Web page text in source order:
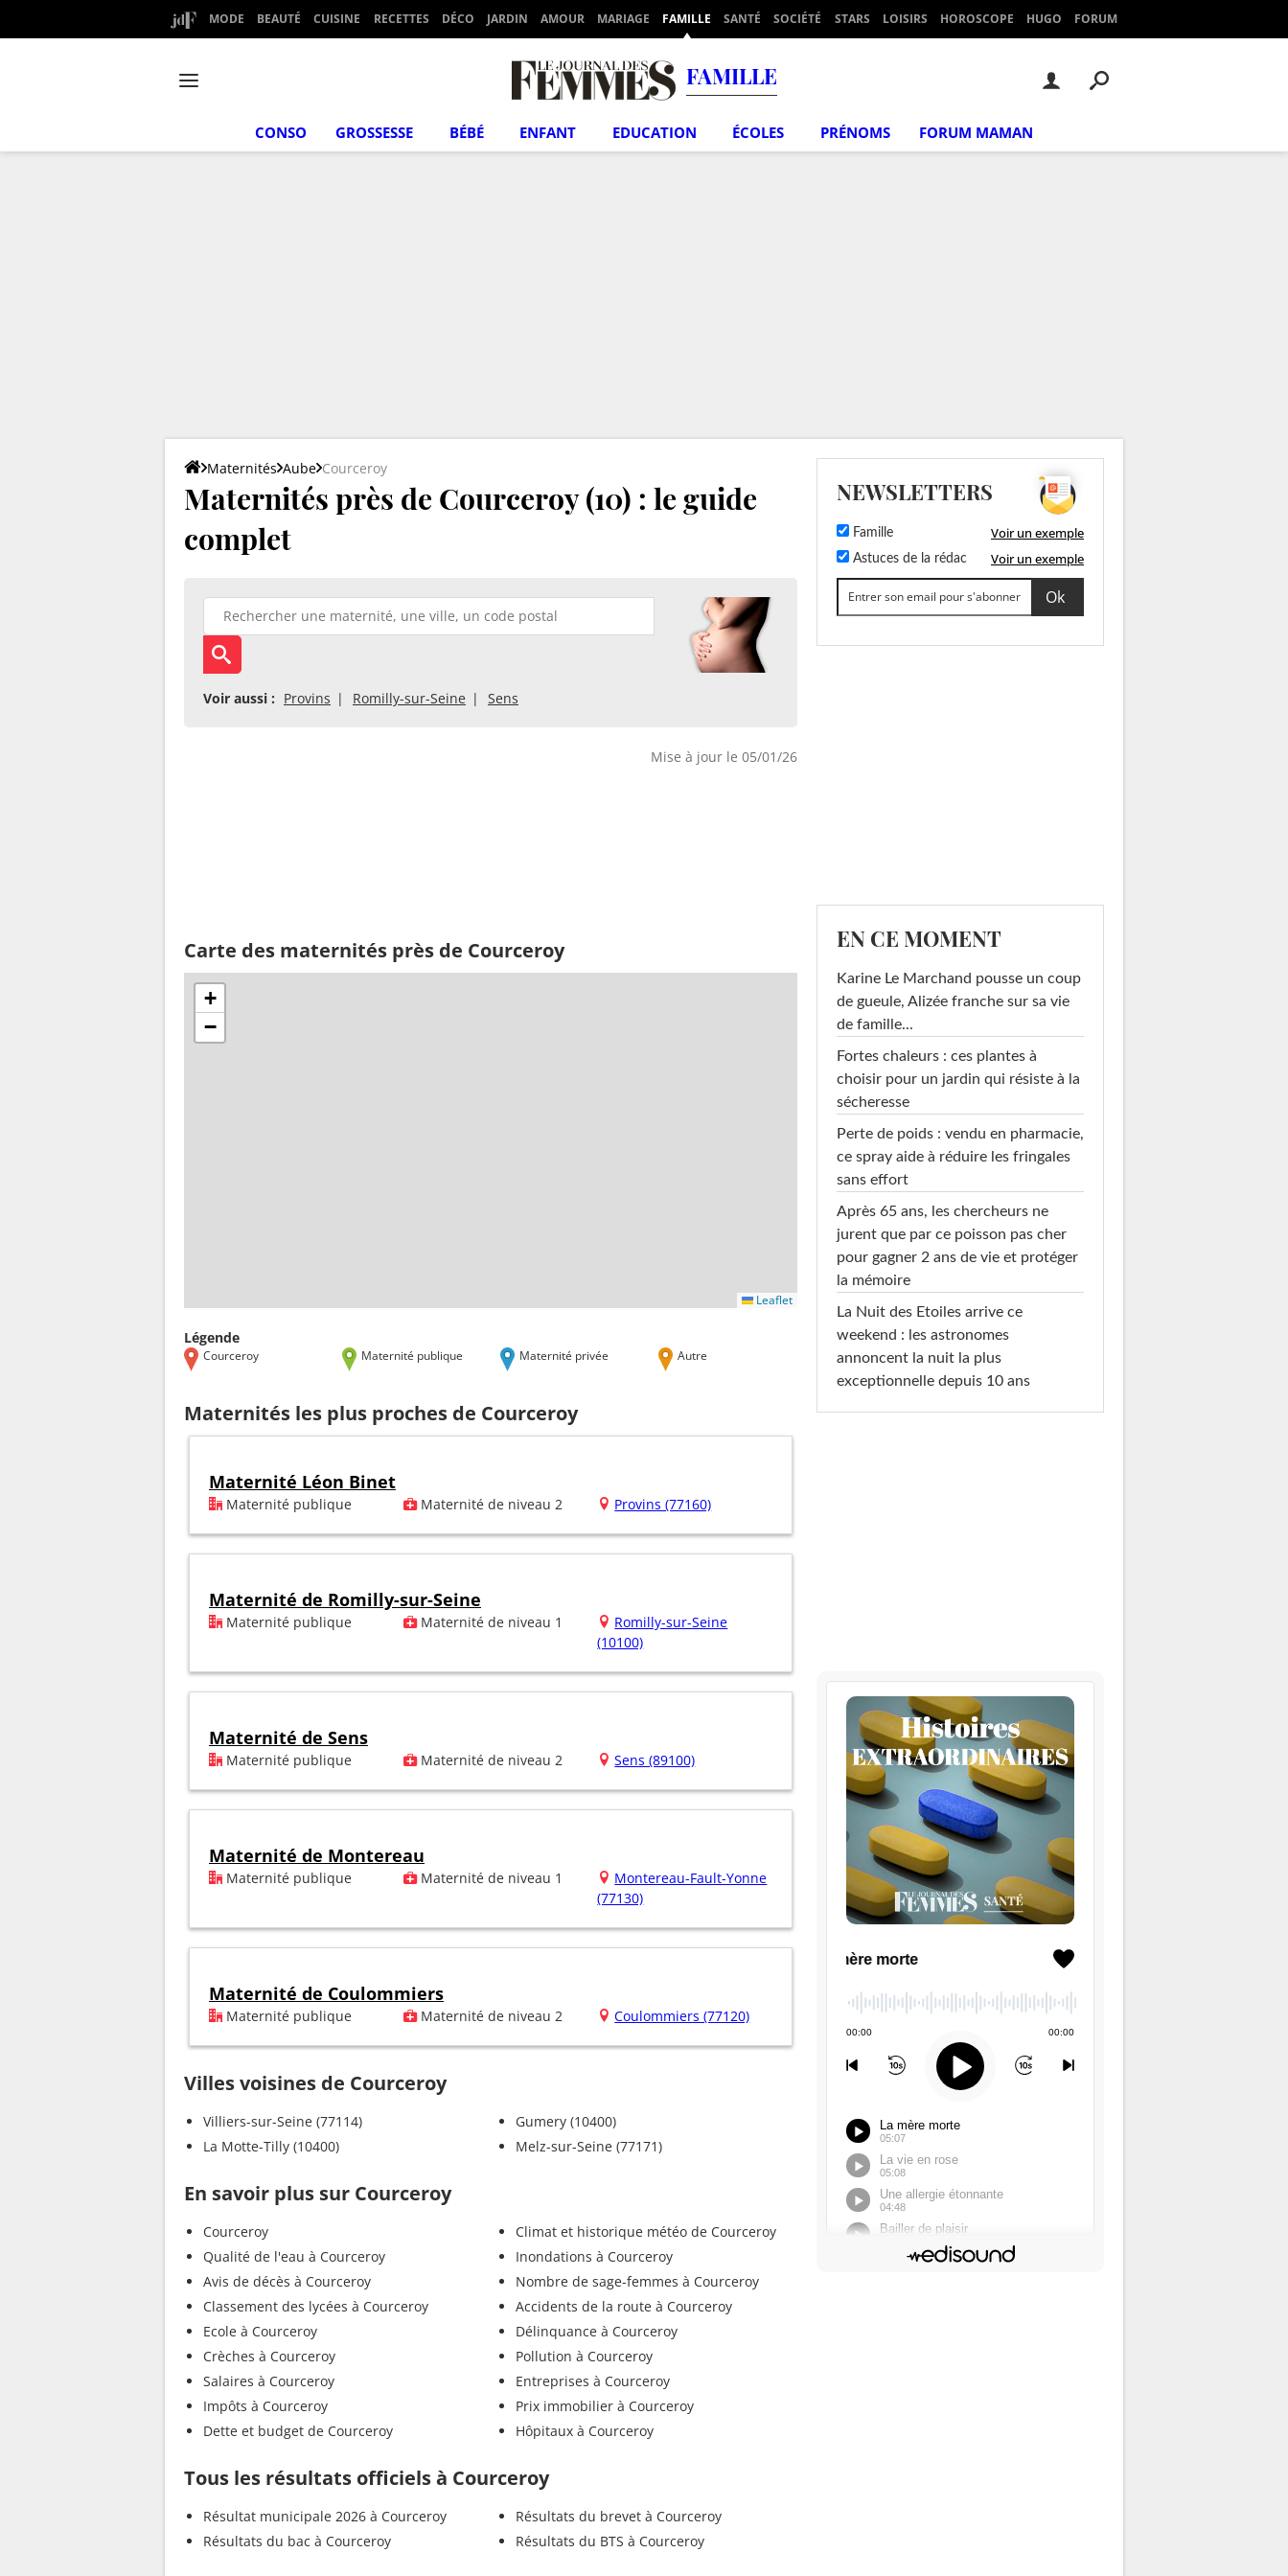
MODE BEAUTÉ CUISINE RECETTES DÉCO JARDIN AMOUR MARIAGE FAMILLE SANTÉ SOCIÉTÉ STARS LOISIRS HOROSCOPE HUGO FORUM
FAMILLE
CONSO GROSSESSE BÉBÉ ENFANT EDUCATION ÉCOLES PRÉNOMS FORUM MAMAN
Maternités Aube Courceroy
Maternités près de Courceroy (10) : le guide
complet
Voir aussi : Provins Romilly-sur-Seine Sens
Mise à jour le 05/01/26
Carte des maternités près de Courceroy
+
−
Leaflet
Légende
Courceroy Maternité publique Maternité privée Autre
Maternités les plus proches de Courceroy
Maternité Léon Binet
Maternité publique Maternité de niveau 2 Provins (77160)
Maternité de Romilly-sur-Seine
Maternité publique Maternité de niveau 1
Romilly-sur-Seine
(10100)
Maternité de Sens
Maternité publique Maternité de niveau 2 Sens (89100)
Maternité de Montereau
Maternité publique Maternité de niveau 1
Montereau-Fault-Yonne
(77130)
Maternité de Coulommiers
Maternité publique Maternité de niveau 2 Coulommiers (77120)
Villes voisines de Courceroy
Villiers-sur-Seine (77114)
La Motte-Tilly (10400)
Gumery (10400)
Melz-sur-Seine (77171)
En savoir plus sur Courceroy
Courceroy
Qualité de l'eau à Courceroy
Avis de décès à Courceroy
Classement des lycées à Courceroy
Ecole à Courceroy
Crèches à Courceroy
Salaires à Courceroy
Impôts à Courceroy
Dette et budget de Courceroy
Climat et historique météo de Courceroy
Inondations à Courceroy
Nombre de sage-femmes à Courceroy
Accidents de la route à Courceroy
Délinquance à Courceroy
Pollution à Courceroy
Entreprises à Courceroy
Prix immobilier à Courceroy
Hôpitaux à Courceroy
Tous les résultats officiels à Courceroy
Résultat municipale 2026 à Courceroy
Résultats du bac à Courceroy
Résultats du brevet à Courceroy
Résultats du BTS à Courceroy
NEWSLETTERS
Famille Voir un exemple
Astuces de la rédac Voir un exemple
EN CE MOMENT
Karine Le Marchand pousse un coup
de gueule, Alizée franche sur sa vie
de famille...
Fortes chaleurs : ces plantes à
choisir pour un jardin qui résiste à la
sécheresse
Perte de poids : vendu en pharmacie,
ce spray aide à réduire les fringales
sans effort
Après 65 ans, les chercheurs ne
jurent que par ce poisson pas cher
pour gagner 2 ans de vie et protéger
la mémoire
La Nuit des Etoiles arrive ce
weekend : les astronomes
annoncent la nuit la plus
exceptionnelle depuis 10 ans